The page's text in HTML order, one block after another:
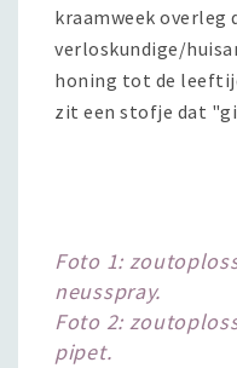
kraamweek overleg
verloskundige/
honing tot de
zit een stofje dat
Foto 1:
neusspray.
Foto 2:
pipet.